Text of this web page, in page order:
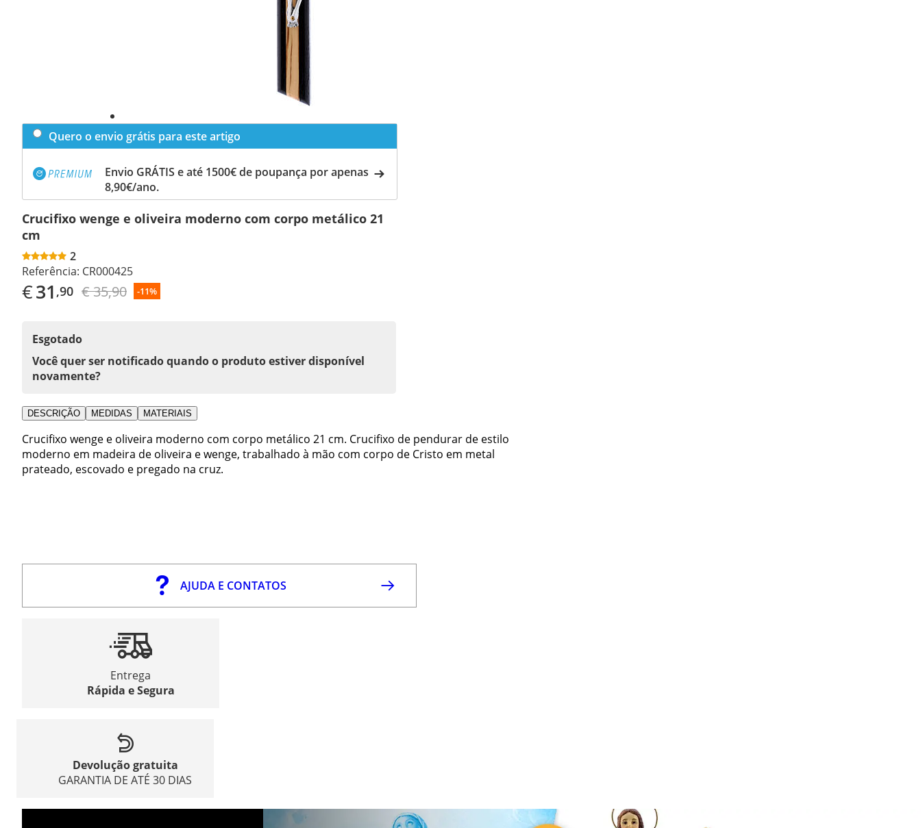
Quero o envio grátis para este artigo
Envio GRÁTIS e até 1500€ de poupança por apenas
8,90€/ano.
Crucifixo wenge e oliveira moderno com corpo metálico 21
cm
2
Referência: CR000425
€31 ,90 € 35,90 -11%
Esgotado
Você quer ser notificado quando o produto estiver disponível
novamente?
DESCRIÇÃO MEDIDAS MATERIAIS
Crucifixo wenge e oliveira moderno com corpo metálico 21 cm. Crucifixo de pendurar de estilo
moderno em madeira de oliveira e wenge, trabalhado à mão com corpo de Cristo em metal
prateado, escovado e pregado na cruz.
AJUDA E CONTATOS
Entrega
Rápida e Segura
Devolução gratuita
GARANTIA DE ATÉ 30 DIAS